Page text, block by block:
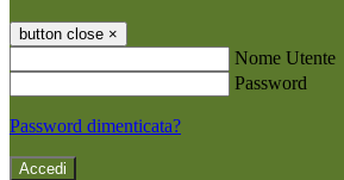
button close ×
Nome Utente
Password
Password dimenticata?